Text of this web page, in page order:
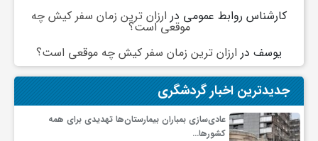
ی
س
کارشناس روابط عمومی در ارزان ترین زمان سفر کیش چه
موقعی است؟
یوسف در ارزان ترین زمان سفر کیش چه موقعی است؟
جدیدترین اخبار گردشگری
عادی‌سازی بمباران بیمارستان‌ها تهدیدی برای همه
کشورها…